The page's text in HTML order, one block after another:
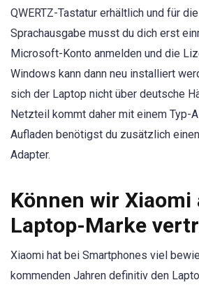
QWERTZ-Tastatur erhältlich und für
Sprachausgabe musst du dich erst
Microsoft-Konto anmelden und die
Windows kann dann neu installiert
sich der Laptop nicht über deutsche
Netzteil kommt daher mit einem Typ-
Aufladen benötigst du zusätzlich
Adapter.
Können wir Xiaomi
Laptop-Marke
Xiaomi hat bei Smartphones viel
kommenden Jahren definitiv den